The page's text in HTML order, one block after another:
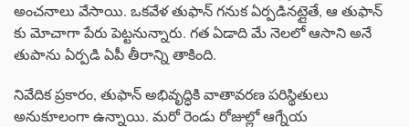
అంచనాలు వేసాయి. ఒకవేళ తుఫాన్ గనుక ఏర్పడినట్లైతే, ఆ తుఫాన్
కు మోచాగా పేరు పెట్టనున్నారు. గత ఏడాది మే నెలలో ఆసాని అనే
తుపాను ఏర్పడి ఏపీ తీరాన్ని తాకింది.
నివేదిక ప్రకారం, తుఫాన్ అభివృద్ధికి వాతావరణ పరిస్థితులు
అనుకూలంగా ఉన్నాయి. మరో రెండు రోజుల్లో ఆగ్నేయ